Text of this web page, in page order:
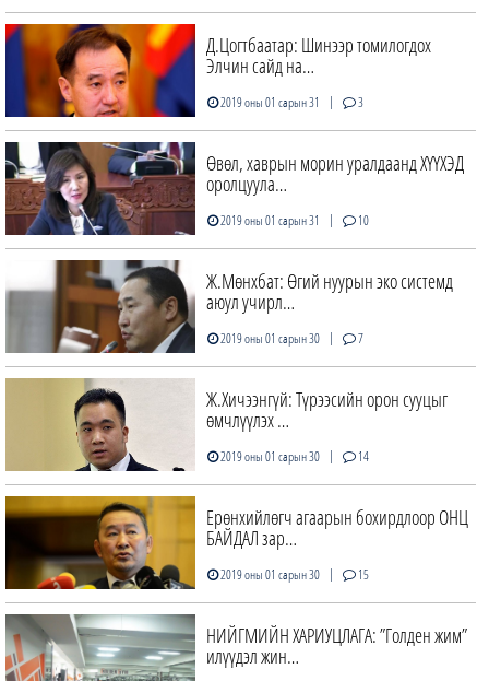
Д.Цогтбаатар: Шинээр томилогдох
Элчин сайд на…
2019 оны 01 сарын 31 | 3
Өвөл, хаврын морин уралдаанд ХҮҮХЭД
оролцуула…
2019 оны 01 сарын 31 | 10
Ж.Мөнхбат: Өгий нуурын эко системд
аюул учирл…
2019 оны 01 сарын 30 | 7
Ж.Хичээнгүй: Түрээсийн орон сууцыг
өмчлүүлэх …
2019 оны 01 сарын 30 | 14
Ерөнхийлөгч агаарын бохирдлоор ОНЦ
БАЙДАЛ зар…
2019 оны 01 сарын 30 | 15
НИЙГМИЙН ХАРИУЦЛАГА: ”Голден жим”
илүүдэл жин…